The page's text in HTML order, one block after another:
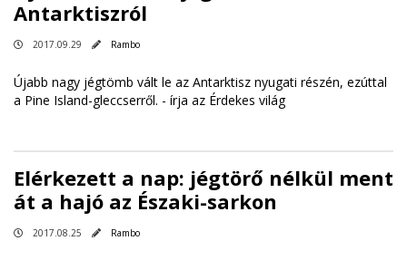
Antarktiszról
2017.09.29 Rambo
Újabb nagy jégtömb vált le az Antarktisz nyugati részén, ezúttal
a Pine Island-gleccserről. - írja az Érdekes világ
Elérkezett a nap: jégtörő nélkül ment
át a hajó az Északi-sarkon
2017.08.25 Rambo